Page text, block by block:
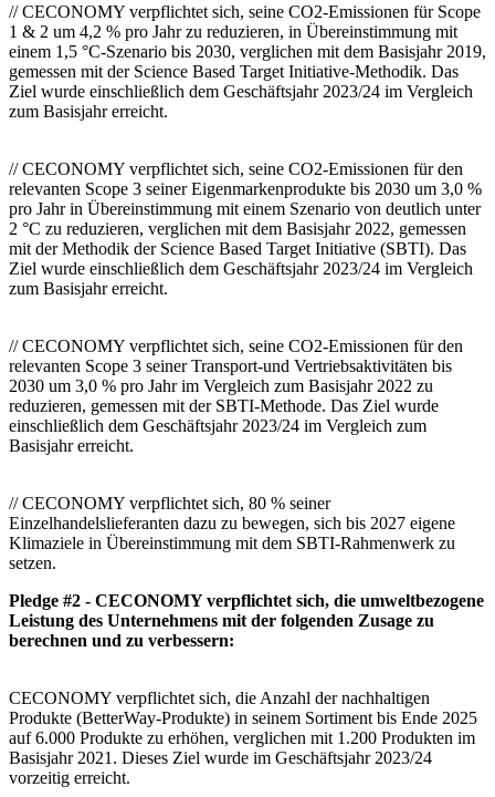
// CECONOMY verpflichtet sich, seine CO2-Emissionen für Scope
1 & 2 um 4,2 % pro Jahr zu reduzieren, in Übereinstimmung mit
einem 1,5 °C-Szenario bis 2030, verglichen mit dem Basisjahr 2019,
gemessen mit der Science Based Target Initiative-Methodik. Das
Ziel wurde einschließlich dem Geschäftsjahr 2023/24 im Vergleich
zum Basisjahr erreicht.
// CECONOMY verpflichtet sich, seine CO2-Emissionen für den
relevanten Scope 3 seiner Eigenmarkenprodukte bis 2030 um 3,0 %
pro Jahr in Übereinstimmung mit einem Szenario von deutlich unter
2 °C zu reduzieren, verglichen mit dem Basisjahr 2022, gemessen
mit der Methodik der Science Based Target Initiative (SBTI). Das
Ziel wurde einschließlich dem Geschäftsjahr 2023/24 im Vergleich
zum Basisjahr erreicht.
// CECONOMY verpflichtet sich, seine CO2-Emissionen für den
relevanten Scope 3 seiner Transport-und Vertriebsaktivitäten bis
2030 um 3,0 % pro Jahr im Vergleich zum Basisjahr 2022 zu
reduzieren, gemessen mit der SBTI-Methode. Das Ziel wurde
einschließlich dem Geschäftsjahr 2023/24 im Vergleich zum
Basisjahr erreicht.
// CECONOMY verpflichtet sich, 80 % seiner
Einzelhandelslieferanten dazu zu bewegen, sich bis 2027 eigene
Klimaziele in Übereinstimmung mit dem SBTI-Rahmenwerk zu
setzen.
Pledge #2 - CECONOMY verpflichtet sich, die umweltbezogene
Leistung des Unternehmens mit der folgenden Zusage zu
berechnen und zu verbessern:
CECONOMY verpflichtet sich, die Anzahl der nachhaltigen
Produkte (BetterWay-Produkte) in seinem Sortiment bis Ende 2025
auf 6.000 Produkte zu erhöhen, verglichen mit 1.200 Produkten im
Basisjahr 2021. Dieses Ziel wurde im Geschäftsjahr 2023/24
vorzeitig erreicht.